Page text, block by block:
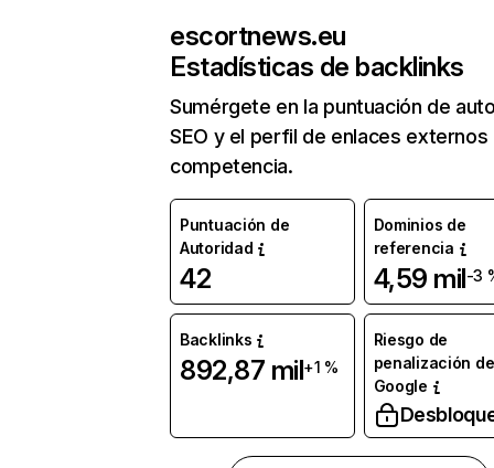
escortnews.eu
Estadísticas de backlinks
Sumérgete en la puntuación de
SEO y el perfil de enlaces externos
competencia.
Puntuación de
Autoridad
42
Dominios de
referencia
4,59 mil-3
Backlinks
892,87 mil+1 %
Riesgo de
penalización de
Google